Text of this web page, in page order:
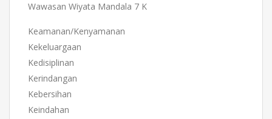
Wawasan Wiyata Mandala 7 K
Keamanan/Kenyamanan
Kekeluargaan
Kedisiplinan
Kerindangan
Kebersihan
Keindahan